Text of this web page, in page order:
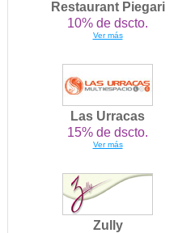
Restaurant Piegari
10% de dscto.
Ver más
Las Urracas
15% de dscto.
Ver más
Zully